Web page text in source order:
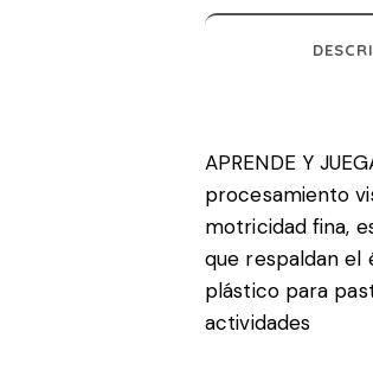
APRENDE Y
procesamiento
motricidad fina,
que respaldan el
plástico para
actividades